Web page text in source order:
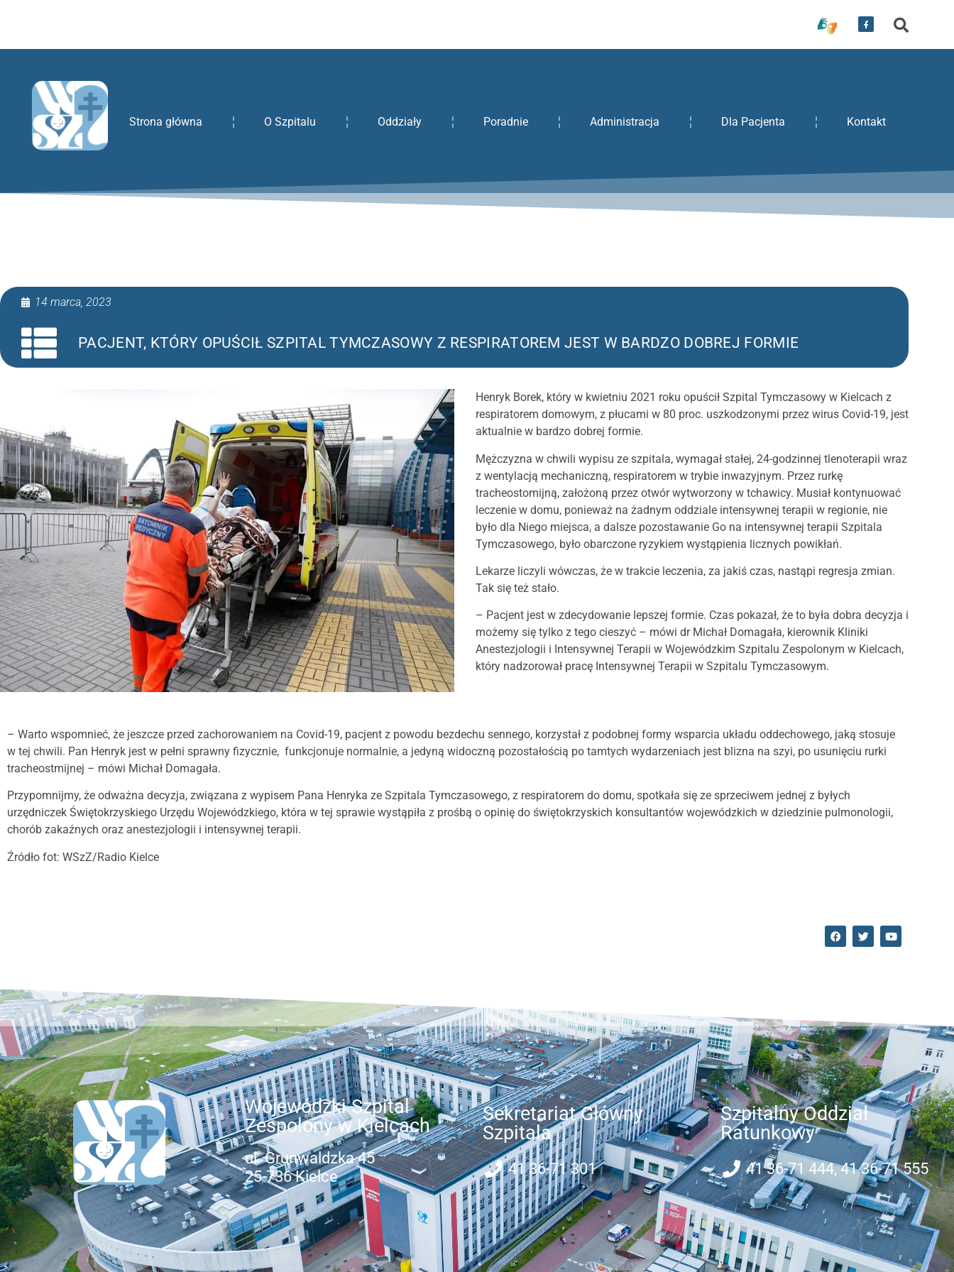
Strona główna O Szpitalu Oddziały Poradnie Administracja Dla Pacjenta Kontakt
14 marca, 2023
PACJENT, KTÓRY OPUŚCIŁ SZPITAL TYMCZASOWY Z RESPIRATOREM JEST W BARDZO DOBREJ FORMIE
Henryk Borek, który w kwietniu 2021 roku opuścił Szpital Tymczasowy w Kielcach z
respiratorem domowym, z płucami w 80 proc. uszkodzonymi przez wirus Covid-19, jest
aktualnie w bardzo dobrej formie.
Mężczyzna w chwili wypisu ze szpitala, wymagał stałej, 24-godzinnej tlenoterapii wraz
z wentylacją mechaniczną, respiratorem w trybie inwazyjnym. Przez rurkę
tracheostomijną, założoną przez otwór wytworzony w tchawicy. Musiał kontynuować
leczenie w domu, ponieważ na żadnym oddziale intensywnej terapii w regionie, nie
było dla Niego miejsca, a dalsze pozostawanie Go na intensywnej terapii Szpitala
Tymczasowego, było obarczone ryzykiem wystąpienia licznych powikłań.
Lekarze liczyli wówczas, że w trakcie leczenia, za jakiś czas, nastąpi regresja zmian.
Tak się też stało.
– Pacjent jest w zdecydowanie lepszej formie. Czas pokazał, że to była dobra decyzja i
możemy się tylko z tego cieszyć – mówi dr Michał Domagała, kierownik Kliniki
Anestezjologii i Intensywnej Terapii w Wojewódzkim Szpitalu Zespolonym w Kielcach,
który nadzorował pracę Intensywnej Terapii w Szpitalu Tymczasowym.
– Warto wspomnieć, że jeszcze przed zachorowaniem na Covid-19, pacjent z powodu bezdechu sennego, korzystał z podobnej formy wsparcia układu oddechowego, jaką stosuje
w tej chwili. Pan Henryk jest w pełni sprawny fizycznie, funkcjonuje normalnie, a jedyną widoczną pozostałością po tamtych wydarzeniach jest blizna na szyi, po usunięciu rurki
tracheostmijnej – mówi Michał Domagała.
Przypomnijmy, że odważna decyzja, związana z wypisem Pana Henryka ze Szpitala Tymczasowego, z respiratorem do domu, spotkała się ze sprzeciwem jednej z byłych
urzędniczek Świętokrzyskiego Urzędu Wojewódzkiego, która w tej sprawie wystąpiła z prośbą o opinię do świętokrzyskich konsultantów wojewódzkich w dziedzinie pulmonologii,
chorób zakaźnych oraz anestezjologii i intensywnej terapii.
Źródło fot: WSzZ/Radio Kielce
Wojewódzki Szpital
Zespolony w Kielcach
ul. Grunwaldzka 45
25-736 Kielce
Sekretariat Główny
Szpitala
41 36-71 301
Szpitalny Oddział
Ratunkowy
41 36-71 444, 41 36-71 555